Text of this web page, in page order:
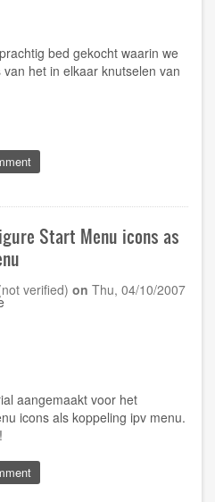
bed gekocht waarin we
het in elkaar knutselen van
Start Menu icons as
verified) on Thu, 04/10/2007
aangemaakt voor het
icons als koppeling ipv menu.